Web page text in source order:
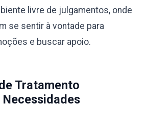
livre de julgamentos, onde
se sentir à vontade para
e buscar apoio.
Tratamento